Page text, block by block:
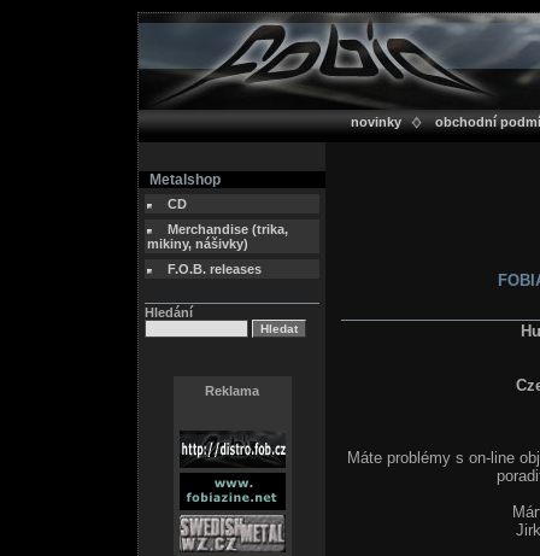
novinky obchodní
Metalshop
CD
Merchandise (trika,
mikiny, nášivky)
F.O.B. releases
Hledání
Reklama
Máte problémy s on-line